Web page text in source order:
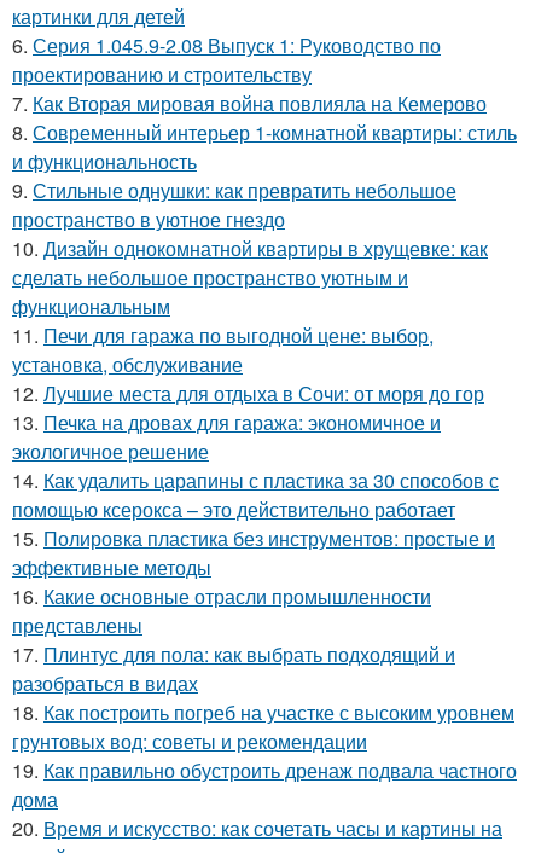
картинки для детей
6. Серия 1.045.9-2.08 Выпуск 1: Руководство по
проектированию и строительству
7. Как Вторая мировая война повлияла на Кемерово
8. Современный интерьер 1-комнатной квартиры: стиль
и функциональность
9. Стильные однушки: как превратить небольшое
пространство в уютное гнездо
10. Дизайн однокомнатной квартиры в хрущевке: как
сделать небольшое пространство уютным и
функциональным
11. Печи для гаража по выгодной цене: выбор,
установка, обслуживание
12. Лучшие места для отдыха в Сочи: от моря до гор
13. Печка на дровах для гаража: экономичное и
экологичное решение
14. Как удалить царапины с пластика за 30 способов с
помощью ксерокса – это действительно работает
15. Полировка пластика без инструментов: простые и
эффективные методы
16. Какие основные отрасли промышленности
представлены
17. Плинтус для пола: как выбрать подходящий и
разобраться в видах
18. Как построить погреб на участке с высоким уровнем
грунтовых вод: советы и рекомендации
19. Как правильно обустроить дренаж подвала частного
дома
20. Время и искусство: как сочетать часы и картины на